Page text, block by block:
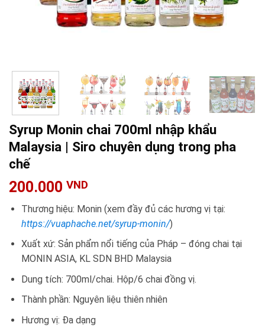
Syrup Monin chai 700ml nhập khẩu
Malaysia | Siro chuyên dụng trong pha
chế
200.000 VND
Thương hiệu: Monin (xem đầy đủ các hương vị tại:
https://vuaphache.net/syrup-monin/)
Xuất xứ: Sản phẩm nổi tiếng của Pháp – đóng chai tại
MONIN ASIA, KL SDN BHD Malaysia
Dung tích: 700ml/chai. Hộp/6 chai đồng vị.
Thành phần: Nguyên liệu thiên nhiên
Hương vị: Đa dạng